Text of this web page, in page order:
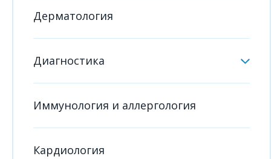
Дерматология
Диагностика
Иммунология и аллергология
Кардиология